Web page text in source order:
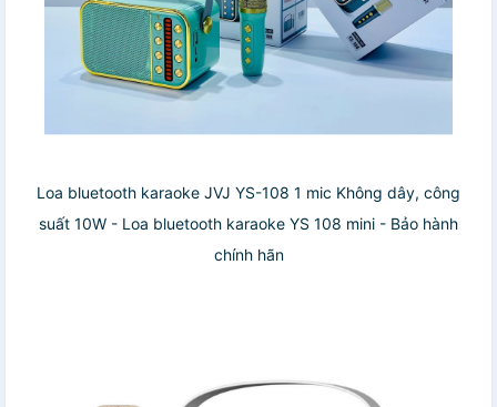
Loa bluetooth karaoke JVJ YS-108 1 mic Không dây, công
suất 10W - Loa bluetooth karaoke YS 108 mini - Bảo hành
chính hãn